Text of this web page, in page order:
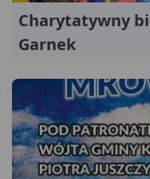
Charytatywny
Garnek